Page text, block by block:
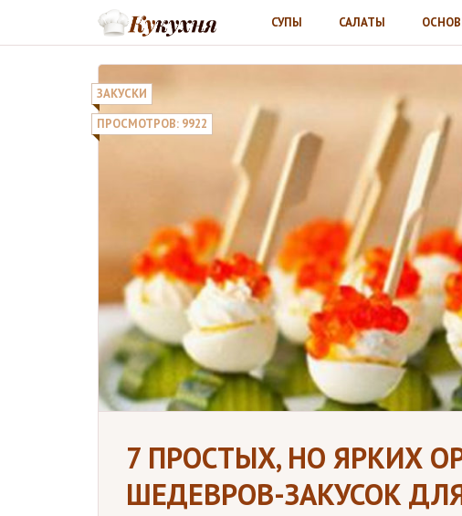
СУПЫ САЛАТЫ
ЗАКУСКИ
ПРОСМОТРОВ: 9922
7 ПРОСТЫХ, НО ЯРКИХ
ШЕДЕВРОВ-ЗАКУСОК